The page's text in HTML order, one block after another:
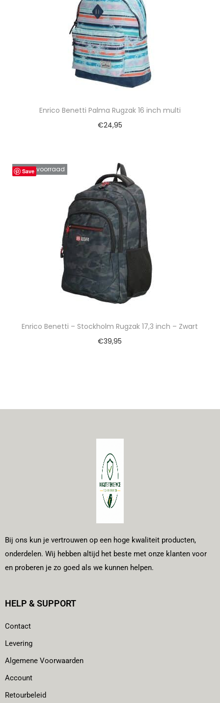
Enrico Benetti Palma Rugzak 16 inch multi
€24,95
Save
Niet op voorraad
Enrico Benetti – Stockholm Rugzak 17,3 inch – Zwart
€39,95
Bij ons kun je vertrouwen op een hoge kwaliteit producten,
onderdelen. Wij hebben altijd het beste met onze klanten voor
en proberen je zo goed als we kunnen helpen.
HELP & SUPPORT
Contact
Levering
Algemene Voorwaarden
Account
Retourbeleid